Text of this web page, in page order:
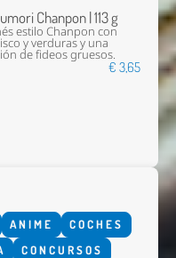
Chanpon | 113 g
estilo Chanpon con
y verduras y una
de fideos gruesos.
€ 3,65
ANIME
COCHES
CONCURSOS